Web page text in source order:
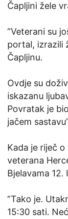
Čapljini žele
”Veterani su
portal, izrazili
Čapljinu.
Ovdje su
iskazanu
Povratak je
jačem
Kada je riječ
veterana
Bjelavama 12.
”Tako je.
15:30 sati.